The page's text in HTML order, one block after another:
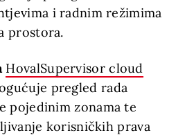
i radnim režimima
prostora.
HovalSupervisor cloud
pregled rada
pojedinim zonama te
korisničkih prava